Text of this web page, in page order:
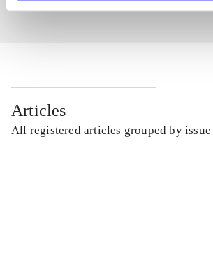
Articles
All registered articles grouped by issue